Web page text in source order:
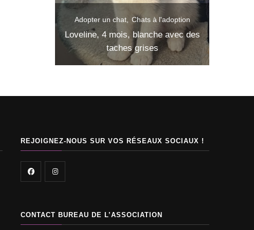
Chats à l'adoption
Loveline, 4 mois, blanche avec des
taches grises
Adopter un chat
Iris, 3 mois, blanc avec
noires
REJOIGNEZ-NOUS SUR VOS RÉSEAUX SOCIAUX !
CONTACT BUREAU DE L’ASSOCIATION